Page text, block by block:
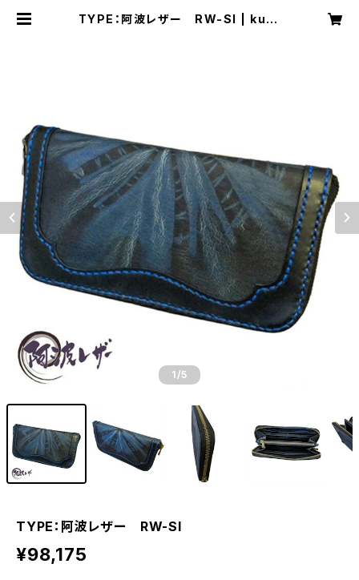
TYPE：阿波レザー RW-SI | kuro
1 /5
TYPE：阿波レザー RW-SI
¥98,175